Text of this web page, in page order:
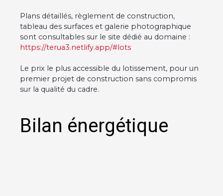
Plans détaillés, règlement de construction,
tableau des surfaces et galerie photographique
sont consultables sur le site dédié au domaine :
https://terua3.netlify.app/#lots
Le prix le plus accessible du lotissement, pour un
premier projet de construction sans compromis
sur la qualité du cadre.
Bilan énergétique